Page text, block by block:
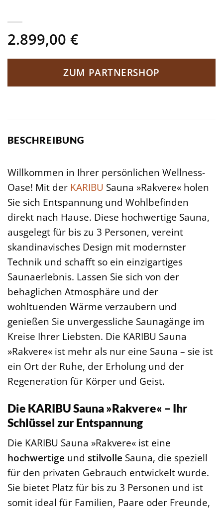
2.899,00 €
ZUM PARTNERSHOP
BESCHREIBUNG
Willkommen in Ihrer persönlichen Wellness-
Oase! Mit der KARIBU Sauna »Rakvere« holen
Sie sich Entspannung und Wohlbefinden
direkt nach Hause. Diese hochwertige Sauna,
ausgelegt für bis zu 3 Personen, vereint
skandinavisches Design mit modernster
Technik und schafft so ein einzigartiges
Saunaerlebnis. Lassen Sie sich von der
behaglichen Atmosphäre und der
wohltuenden Wärme verzaubern und
genießen Sie unvergessliche Saunagänge im
Kreise Ihrer Liebsten. Die KARIBU Sauna
»Rakvere« ist mehr als nur eine Sauna – sie ist
ein Ort der Ruhe, der Erholung und der
Regeneration für Körper und Geist.
Die KARIBU Sauna »Rakvere« – Ihr
Schlüssel zur Entspannung
Die KARIBU Sauna »Rakvere« ist eine
hochwertige und stilvolle Sauna, die speziell
für den privaten Gebrauch entwickelt wurde.
Sie bietet Platz für bis zu 3 Personen und ist
somit ideal für Familien, Paare oder Freunde,